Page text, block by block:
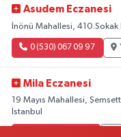
Asudem Eczanesi
İnönü Mahallesi,
0 (530) 067 09 97
Mila Eczanesi
19 Mayıs Mahallesi,
İstanbul